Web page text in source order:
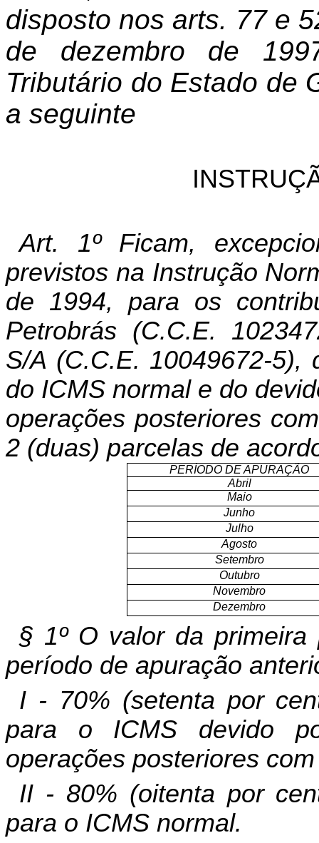
disposto nos arts. 77 e
de dezembro de
Tributário do Estado de
a seguinte
Art. 1º Ficam,
previstos na Instrução
de 1994, para os
Petrobrás (C.C.E.
S/A (C.C.E. 10049672-5),
do ICMS normal e do
operações posteriores
2 (duas) parcelas de
PERÍODO DE APURAÇÃO
Abril
Maio
Junho
Julho
Agosto
Setembro
Outubro
Novembro
Dezembro
§ 1º O valor da
período de apuração
I - 70% (setenta por
para o ICMS devido
operações posteriores
II - 80% (oitenta por
para o ICMS normal.